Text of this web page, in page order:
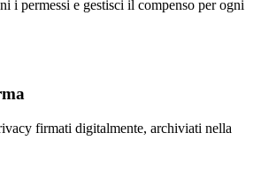
i permessi e gestisci il compenso per ogni
firmati digitalmente, archiviati nella